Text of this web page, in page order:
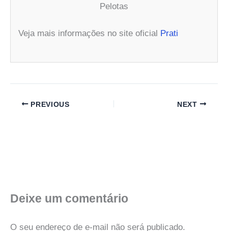
Pelotas
Veja mais informações no site oficial Prati
PREVIOUS NEXT
Deixe um comentário
O seu endereço de e-mail não será publicado.